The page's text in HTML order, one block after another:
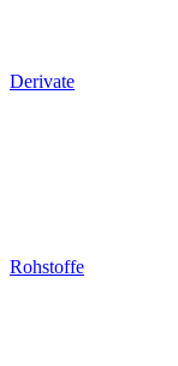
Derivate
Rohstoffe